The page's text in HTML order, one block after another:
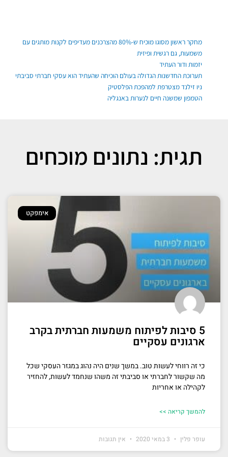
מחקר ראשון מסוגו מוכיח ש-80% מהצרכנים מעדיפים לקנות מותגים עם
משמעות, גם רגשית ופיזית
יזמות ודור העתיד
תערוכת החדשנות הגדולה בעולם הוכיחה שהעתיד הוא עסקי חברתי סביבתי
ניו זילנד מצטרפת למהפכת הפלסטיק
הטמפון שמשנה חיים לנערות באנגליה
תגית: נתונים מוכחים
אימפקט
5 סיבות לפיתוח משמעות חברתית בקרב
ארגונים עסקיים
כי זה רווחי לעשות טוב. במשך שנים היה נהוג במגזר העסקי שכל
מה שקשור לחברתי או סביבתי זה משהו שנחמד לעשות, להחזיר
לקהילה או אחריות
להמשך קריאה >>
עופר פלין אין תגובות